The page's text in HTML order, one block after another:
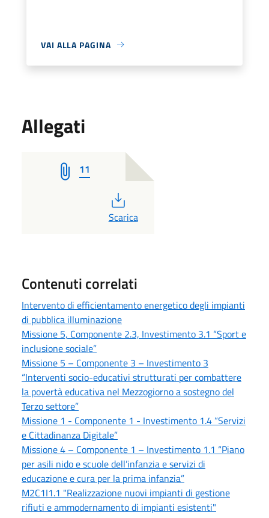
VAI ALLA PAGINA
Allegati
11
PDF
Scarica
Contenuti correlati
Intervento di efficientamento energetico degli impianti
di pubblica illuminazione
Missione 5, Componente 2.3, Investimento 3.1 “Sport e
inclusione sociale”
Missione 5 – Componente 3 – Investimento 3
“Interventi socio-educativi strutturati per combattere
la povertà educativa nel Mezzogiorno a sostegno del
Terzo settore”
Missione 1 - Componente 1 - Investimento 1.4 “Servizi
e Cittadinanza Digitale”
Missione 4 – Componente 1 – Investimento 1.1 “Piano
per asili nido e scuole dell’infanzia e servizi di
educazione e cura per la prima infanzia”
M2C1I1.1 "Realizzazione nuovi impianti di gestione
rifiuti e ammodernamento di impianti esistenti"